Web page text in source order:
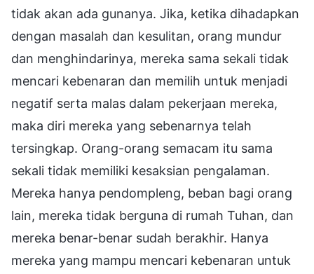
tidak akan ada gunanya. Jika, ketika dihadapkan
dengan masalah dan kesulitan, orang mundur
dan menghindarinya, mereka sama sekali tidak
mencari kebenaran dan memilih untuk menjadi
negatif serta malas dalam pekerjaan mereka,
maka diri mereka yang sebenarnya telah
tersingkap. Orang-orang semacam itu sama
sekali tidak memiliki kesaksian pengalaman.
Mereka hanya pendompleng, beban bagi orang
lain, mereka tidak berguna di rumah Tuhan, dan
mereka benar-benar sudah berakhir. Hanya
mereka yang mampu mencari kebenaran untuk